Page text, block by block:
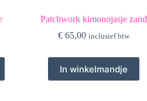
Patchwork kimonojasje zand
€ 65,00 inclusief btw
In winkelmandje